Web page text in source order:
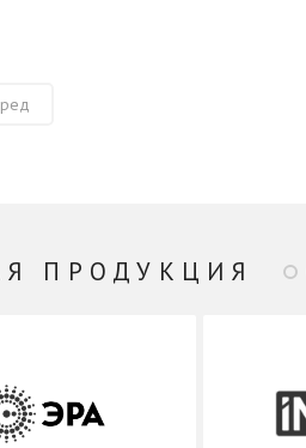
ПРОДУКЦИЯ